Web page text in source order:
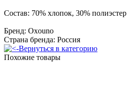
Состав: 70% хлопок, 30% полиэстер
Бренд: Oxouno
Страна бренда: Россия
Вернуться в категорию
Похожие товары